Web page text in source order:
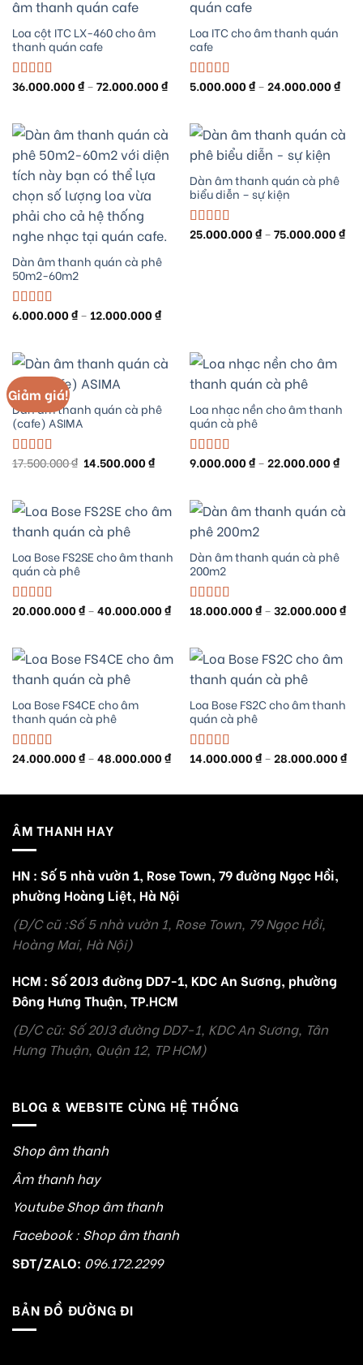
Loa cột ITC LX-460 cho âm
thanh quán cafe
Được xếp
36.000.000₫ – 72.000.000₫Khoảng
giá:
72.000.000 ₫
Loa ITC cho âm thanh quán
cafe
Được xếp
5.000.000₫ – 24.000.000₫
giá:
đến
Dàn âm thanh quán cà phê
50m2-60m2
Được xếp
6.000.000₫ – 12.000.000₫Khoảng
giá:
đến
12.000.000 ₫
Dàn âm thanh quán cà phê
biểu diễn – sự kiện
Được xếp
25.000.000₫ – 75.000.000₫
Giảm giá!
Dàn âm thanh quán cà phê
(cafe) ASIMA
Được xếp
17.500.000₫ Giá
gốc
14.500.000₫Giá
hiện
14.500.000 ₫.
Loa nhạc nền cho âm thanh
quán cà phê
Được xếp
9.000.000₫ – 22.000.000₫
giá:
đến
Loa Bose FS2SE cho âm thanh
quán cà phê
Được xếp
20.000.000₫ – 40.000.000₫Khoảng
giá:
đến
40.000.000 ₫
Dàn âm thanh quán cà phê
200m2
Được xếp
18.000.000₫ – 32.000.000₫
Loa Bose FS4CE cho âm
thanh quán cà phê
Được xếp
24.000.000₫ – 48.000.000₫Khoảng
giá:
đến
Loa Bose FS2C cho âm thanh
quán cà phê
Được xếp
14.000.000₫ – 28.000.000₫
ÂM THANH HAY
HN : Số 5 nhà vườn 1, Rose Town, 79 đường Ngọc Hồi,
phường Hoàng Liệt, Hà Nội
(Đ/C cũ :Số 5 nhà vườn 1, Rose Town, 79 Ngọc Hồi,
Hoàng Mai, Hà Nội)
HCM : Số 20J3 đường DD7-1, KDC An Sương, phường
Đông Hưng Thuận, TP.HCM
(Đ/C cũ: Số 20J3 đường DD7-1, KDC An Sương, Tân
Hưng Thuận, Quận 12, TP HCM)
BLOG & WEBSITE CÙNG HỆ THỐNG
Shop âm thanh
Âm thanh hay
Youtube Shop âm thanh
Facebook : Shop âm thanh
SĐT/ZALO: 096.172.2299
BẢN ĐỒ ĐƯỜNG ĐI